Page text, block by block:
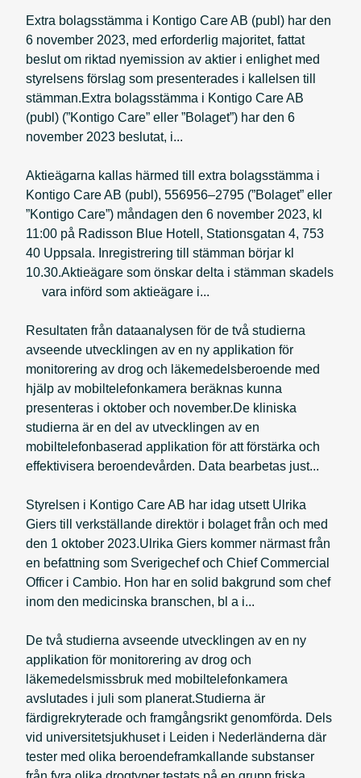
Extra bolagsstämma i Kontigo Care AB (publ) har den
6 november 2023, med erforderlig majoritet, fattat
beslut om riktad nyemission av aktier i enlighet med
styrelsens förslag som presenterades i kallelsen till
stämman.Extra bolagsstämma i Kontigo Care AB
(publ) (”Kontigo Care” eller ”Bolaget”) har den 6
november 2023 beslutat, i...
Aktieägarna kallas härmed till extra bolagsstämma i
Kontigo Care AB (publ), 556956–2795 (”Bolaget” eller
”Kontigo Care”) måndagen den 6 november 2023, kl
11:00 på Radisson Blue Hotell, Stationsgatan 4, 753
40 Uppsala. Inregistrering till stämman börjar kl
10.30.Aktieägare som önskar delta i stämman skadels
vara införd som aktieägare i...
Resultaten från dataanalysen för de två studierna
avseende utvecklingen av en ny applikation för
monitorering av drog och läkemedelsberoende med
hjälp av mobiltelefonkamera beräknas kunna
presenteras i oktober och november.De kliniska
studierna är en del av utvecklingen av en
mobiltelefonbaserad applikation för att förstärka och
effektivisera beroendevården. Data bearbetas just...
Styrelsen i Kontigo Care AB har idag utsett Ulrika
Giers till verkställande direktör i bolaget från och med
den 1 oktober 2023.Ulrika Giers kommer närmast från
en befattning som Sverigechef och Chief Commercial
Officer i Cambio. Hon har en solid bakgrund som chef
inom den medicinska branschen, bl a i...
De två studierna avseende utvecklingen av en ny
applikation för monitorering av drog och
läkemedelsmissbruk med mobiltelefonkamera
avslutades i juli som planerat.Studierna är
färdigrekryterade och framgångsrikt genomförda. Dels
vid universitetsjukhuset i Leiden i Nederländerna där
tester med olika beroendeframkallande substanser